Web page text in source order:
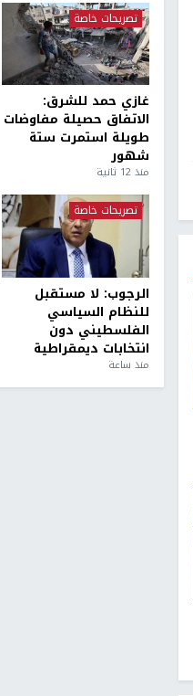
تصريحات خاصة
غازي حمد للشرق:
الاتفاق حصيلة مفاوضات
طويلة استمرت ستة
شهور
منذ 12 ثانية
تصريحات خاصة
الرجوب: لا مستقبل
للنظام السياسي
الفلسطيني دون
انتخابات ديمقراطية
منذ ساعة